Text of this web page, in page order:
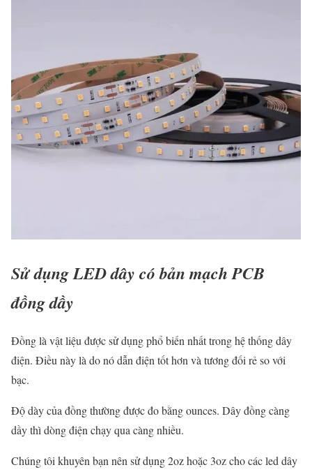
Sử dụng LED dây có bản mạch PCB
đồng dầy
Đồng là vật liệu được sử dụng phổ biến nhất trong hệ thống dây
điện. Điều này là do nó dẫn điện tốt hơn và tương đối rẻ so với
bạc.
Độ dày của đồng thường được đo bằng ounces. Dây đồng càng
dầy thì dòng điện chạy qua càng nhiều.
Chúng tôi khuyên bạn nên sử dụng 2oz hoặc 3oz cho các led dây